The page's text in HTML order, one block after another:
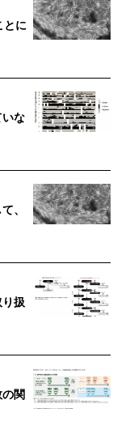
とに
な
、
扱
関